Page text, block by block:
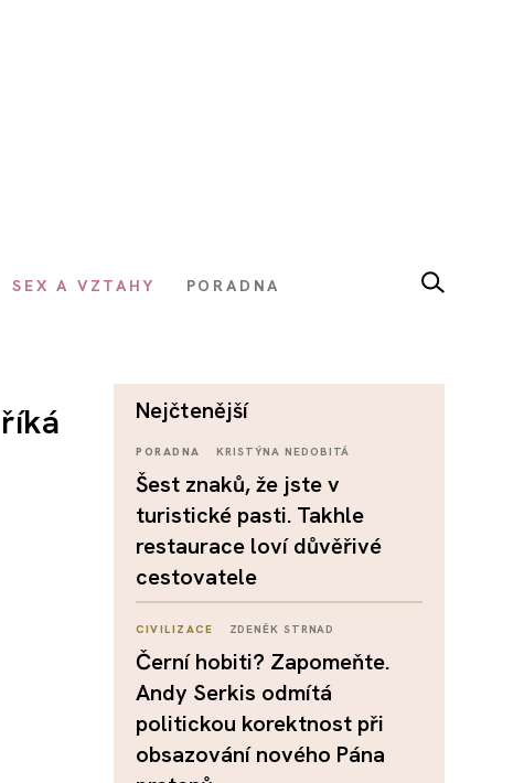
SEX A VZTAHY PORADNA
nejčtenější
PORADNA KRISTÝNA NEDOBITÁ
Šest znaků, že jste v
turistické pasti. Takhle
restaurace loví důvěřivé
cestovatele
CIVILIZACE ZDENĚK STRNAD
Černí hobiti? Zapomeňte.
Andy Serkis odmítá
politickou korektnost při
obsazování nového Pána